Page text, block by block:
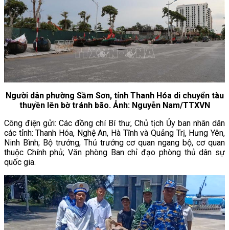
Người dân phường Sầm Sơn, tỉnh Thanh Hóa di chuyển tàu
thuyền lên bờ tránh bão. Ảnh: Nguyễn Nam/TTXVN
Công điện gửi: Các đồng chí Bí thư, Chủ tịch Ủy ban nhân dân
các tỉnh: Thanh Hóa, Nghệ An, Hà Tĩnh và Quảng Trị, Hưng Yên,
Ninh Bình; Bộ trưởng, Thủ trưởng cơ quan ngang bộ, cơ quan
thuộc Chính phủ; Văn phòng Ban chỉ đạo phòng thủ dân sự
quốc gia.